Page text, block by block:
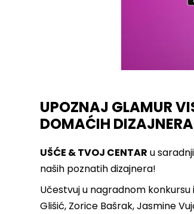
UPOZNAJ GLAMUR
DOMAĆIH
UŠĆE & TVOJ CENTAR u
naših poznatih dizajnera!
Učestvuj u nagradnom
Glišić, Zorice Bašrak, Jasmine